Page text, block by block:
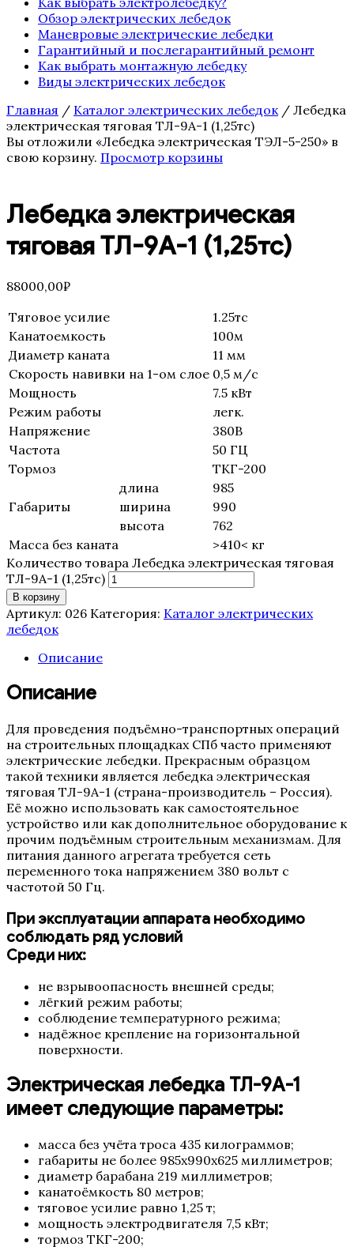
Обзор электрических лебедок
Маневровые электрические лебедки
Гарантийный и послегарантийный ремонт
Как выбрать монтажную лебедку
Виды электрических лебедок
Главная / Каталог электрических лебедок/ Лебедка
электрическая тяговая ТЛ-9А-1 (1,25тс)
Вы отложили «Лебедка электрическая ТЭЛ-5-250» в
свою корзину. Просмотр корзины
Лебедка электрическая
тяговая ТЛ-9А-1 (1,25тс)
88000,00₽
Тяговое усилие
1.25тс
Канатоемкость
100м
Диаметр каната
11 мм
Скорость навивки на 1-ом слое 0,5 м/с
Мощность
7.5 кВт
Режим работы
легк.
Напряжение
380В
Частота
50 ГЦ
Тормоз
ТКГ-200
длина
985
Габариты
ширина
990
высота
762
Масса без каната
>410< кг
Количество товара Лебедка электрическая тяговая
ТЛ-9А-1 (1,25тс)
В корзину
Артикул: 026 Категория: Каталог электрических
лебедок
Описание
Описание
Для проведения подъёмно-транспортных операций
на строительных площадках СПб часто применяют
электрические лебедки. Прекрасным образцом
такой техники является лебедка электрическая
тяговая ТЛ-9А-1 (страна-производитель – Россия).
Её можно использовать как самостоятельное
устройство или как дополнительное оборудование к
прочим подъёмным строительным механизмам. Для
питания данного агрегата требуется сеть
переменного тока напряжением 380 вольт с
частотой 50 Гц.
При эксплуатации аппарата необходимо
соблюдать ряд условий
Среди них:
не взрывоопасность внешней среды;
лёгкий режим работы;
соблюдение температурного режима;
надёжное крепление на горизонтальной
поверхности.
Электрическая лебедка ТЛ-9А-1
имеет следующие параметры:
масса без учёта троса 435 килограммов;
габариты не более 985х990х625 миллиметров;
диаметр барабана 219 миллиметров;
канатоёмкость 80 метров;
тяговое усилие равно 1,25 т;
мощность электродвигателя 7,5 кВт;
тормоз ТКГ-200;